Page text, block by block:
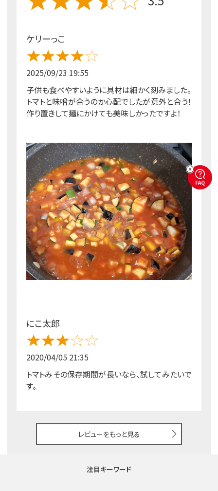
ケリーっこ
2025/09/23 19:55
子供も食べやすいように具材は細かく刻みました。
トマトと味噌が合うのか心配でしたが意外と合う！
作り置きして麺にかけても美味しかったですよ！
にこ太郎
2020/04/05 21:35
トマトみその保存期間が長いなら、試してみたいで
す。
レビューをもっと見る
注目キーワード
FAQ